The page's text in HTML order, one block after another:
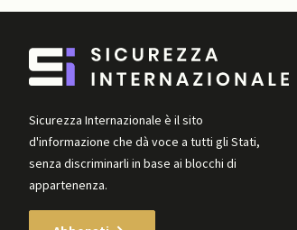
Sicurezza Internazionale è il sito
d'informazione che dà voce a tutti gli Stati,
senza discriminarli in base ai blocchi di
appartenenza.